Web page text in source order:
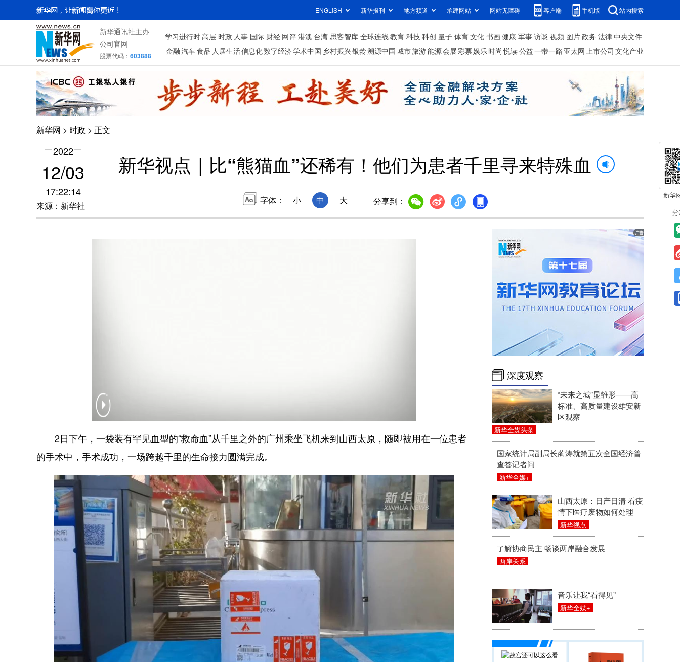
ENGLISH 新华报刊 地方频道 承建网站 网站无障碍 客户端 手机版 站内搜索
新华通讯社主办
公司官网
股票代码： 603888
学习进行时高层 时政 人事 国际 财经 网评 港澳 台湾 思客智库 全球连线教育 科技科创 量子 体育文化 书画健康 军事访谈 视频 图片政务 法律中央文件
金融汽车食品 人居生活信息化数字经济学术中国 乡村振兴银龄溯源中国城市旅游能源会展彩票娱乐时尚 悦读公益一带一路 亚太网上市公司 文化产业
新华网 > 时政 > 正文
2022
12/03
17:22:14
来源：新华社
新华视点｜比“熊猫血”还稀有！他们为患者千里寻来特殊血
字体： 小 中 大 分享到：
2日下午，一袋装有罕见血型的“救命血”从千里之外的广州乘坐飞机来到山西太原，随即被用在一位患者
的手术中，手术成功，一场跨越千里的生命接力圆满完成。
深度观察
“未来之城”显雏形——高
标准、高质量建设雄安新
区观察
新华全媒头条
国家统计局副局长蔺涛就第五次全国经济普
查答记者问
新华全媒+
山西太原：日产日清 看疫
情下医疗废物如何处理
新华视点
了解协商民主 畅谈两岸融合发展
两岸关系
音乐让我“看得见”
新华全媒+